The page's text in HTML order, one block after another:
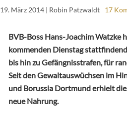
19. März 2014| Robin Patzwaldt 17
BVB-Boss Hans-Joachim Watzke
kommenden Dienstag
bis hin zu Gefängnisstrafen, für
Seit den Gewaltauswüchsen im
und Borussia Dortmund erhielt
neue Nahrung.